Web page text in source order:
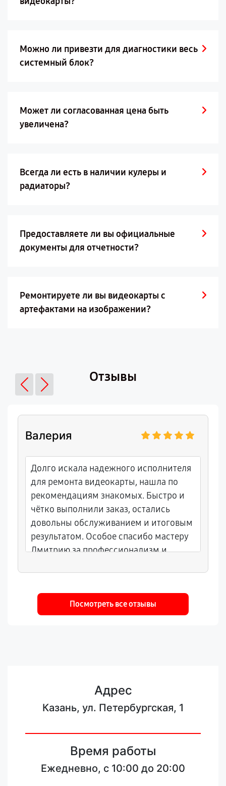
Можно ли привезти для диагностики весь
системный блок?
Может ли согласованная цена быть
увеличена?
Всегда ли есть в наличии кулеры и
радиаторы?
Предоставляете ли вы официальные
документы для отчетности?
Ремонтируете ли вы видеокарты с
артефактами на изображении?
Отзывы
Валерия
Долго искала надежного исполнителя
для ремонта видеокарты, нашла по
рекомендациям знакомых. Быстро и
чётко выполнили заказ, остались
довольны обслуживанием и итоговым
результатом. Особое спасибо мастеру
Дмитрию за профессионализм и
Посмотреть все отзывы
Адрес
Казань, ул. Петербургская, 1
Время работы
Ежедневно, с 10:00 до 20:00